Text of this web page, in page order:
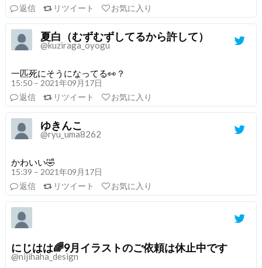
返信
リツイート お気に入り
夏白（むずむずしてるから許して）
@kuziraga_oyogu
一匹死にそうになってる👀？
15:50 – 2021年09月17日
返信
リツイート お気に入り
ゆきんこ
@ryu_uma8262
かわいい🤣
15:39 – 2021年09月17日
返信
リツイート お気に入り
にじはは🌈9月イラストのご依頼は休止中です
@nijihaha_design